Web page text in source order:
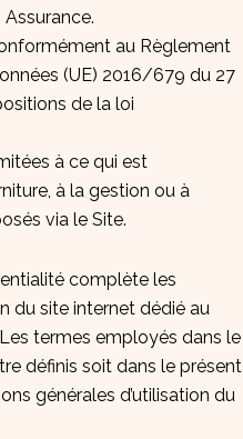
au Règlement
(UE) 2016/679 du 27
de la loi
à ce qui est
à la gestion ou à
via le Site.
complète les
du site internet dédié au
termes employés dans le
définis soit dans le présent
générales d’utilisation du